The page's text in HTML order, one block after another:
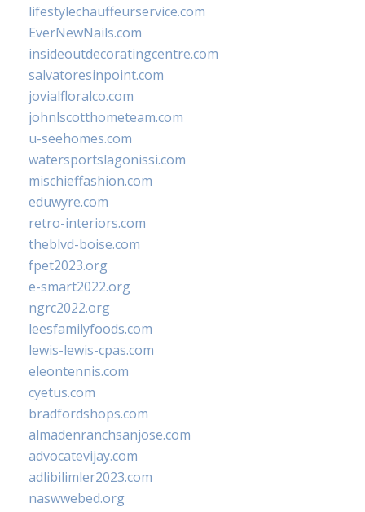
lifestylechauffeurservice.com
EverNewNails.com
insideoutdecoratingcentre.com
salvatoresinpoint.com
jovialfloralco.com
johnlscotthometeam.com
u-seehomes.com
watersportslagonissi.com
mischieffashion.com
eduwyre.com
retro-interiors.com
theblvd-boise.com
fpet2023.org
e-smart2022.org
ngrc2022.org
leesfamilyfoods.com
lewis-lewis-cpas.com
eleontennis.com
cyetus.com
bradfordshops.com
almadenranchsanjose.com
advocatevijay.com
adlibilimler2023.com
naswwebed.org